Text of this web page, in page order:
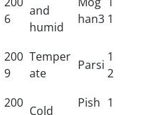
6
and
humid
han3 1
200
9
Temper
ate
Parsi
1
2
200
Cold
Pish 1